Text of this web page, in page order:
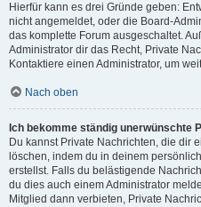
Hierfür kann es drei Gründe geben:
nicht angemeldet, oder die Board-
das komplette Forum ausgeschaltet.
Administrator dir das Recht, Private
Kontaktiere einen Administrator, um
Nach oben
Ich bekomme ständig unerwünschte
Du kannst Private Nachrichten, die dir
löschen, indem du in deinem
erstellst. Falls du belästigende
du dies auch einem Administrator
Mitglied dann verbieten, Private